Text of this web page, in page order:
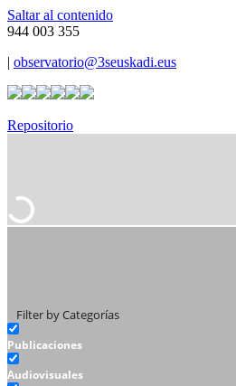
Saltar al contenido
944 003 355
| observatorio@3seuskadi.eus
Repositorio
Filter by Categorías
Publicaciones
Audiovisuales